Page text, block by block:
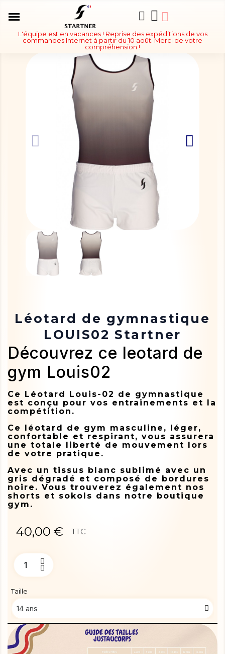
L'équipe est en vacances ! Reprise des expéditions de vos
commandes Internet à partir du 10 août. Merci de votre
compréhension !
Léotard de gymnastique
LOUIS02 Startner
Découvrez ce leotard de
gym Louis02
Ce Léotard Louis-02 de gymnastique
est conçu pour vos entrainements et la
compétition.
Ce léotard de gym masculine, léger,
confortable et respirant, vous assurera
une totale liberté de mouvement lors
de votre pratique.
Avec un tissus blanc sublimé avec un
gris dégradé et composé de bordures
noire. Vous trouverez également nos
shorts et sokols dans notre boutique
gym.
40,00 € TTC
Taille